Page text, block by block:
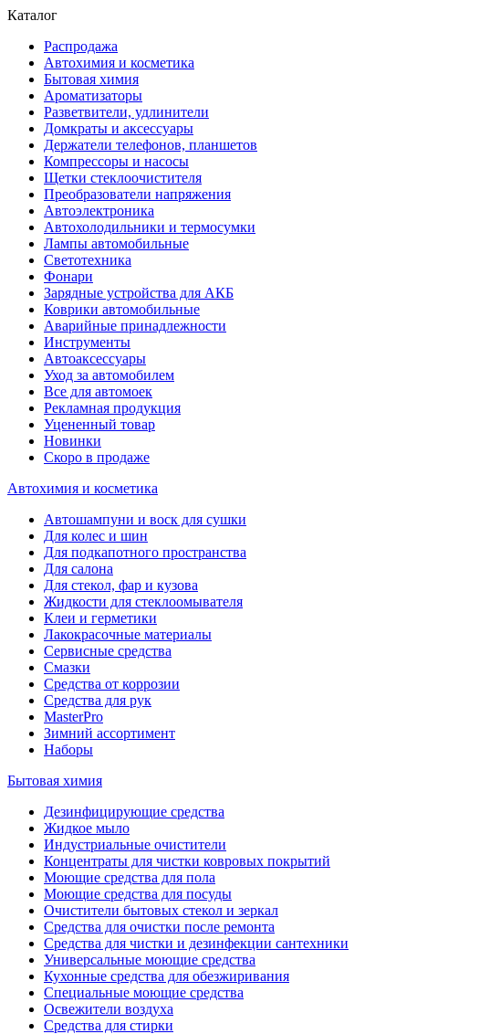
Каталог
Распродажа
Автохимия и косметика
Бытовая химия
Ароматизаторы
Разветвители, удлинители
Домкраты и аксессуары
Держатели телефонов, планшетов
Компрессоры и насосы
Щетки стеклоочистителя
Преобразователи напряжения
Автоэлектроника
Автохолодильники и термосумки
Лампы автомобильные
Светотехника
Фонари
Зарядные устройства для АКБ
Коврики автомобильные
Аварийные принадлежности
Инструменты
Автоаксессуары
Уход за автомобилем
Все для автомоек
Рекламная продукция
Уцененный товар
Новинки
Скоро в продаже
Автохимия и косметика
Автошампуни и воск для сушки
Для колес и шин
Для подкапотного пространства
Для салона
Для стекол, фар и кузова
Жидкости для стеклоомывателя
Клеи и герметики
Лакокрасочные материалы
Сервисные средства
Смазки
Средства от коррозии
Средства для рук
MasterPro
Зимний ассортимент
Наборы
Бытовая химия
Дезинфицирующие средства
Жидкое мыло
Индустриальные очистители
Концентраты для чистки ковровых покрытий
Моющие средства для пола
Моющие средства для посуды
Очистители бытовых стекол и зеркал
Средства для очистки после ремонта
Средства для чистки и дезинфекции сантехники
Универсальные моющие средства
Кухонные средства для обезжиривания
Специальные моющие средства
Освежители воздуха
Средства для стирки